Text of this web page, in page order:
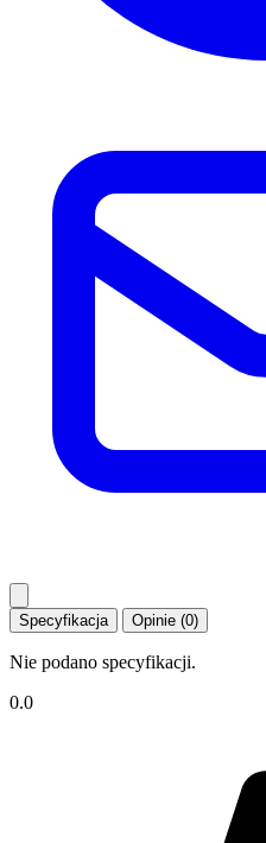
Specyfikacja Opinie (0)
Nie podano specyfikacji.
0.0